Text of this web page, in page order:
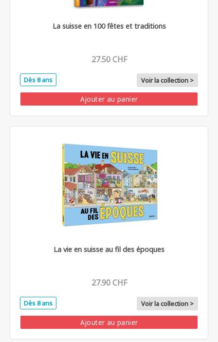
La suisse en 100 fêtes et traditions
27.50 CHF
Dès 8 ans Voir la collection >
Ajouter au panier
La vie en suisse au fil des époques
27.90 CHF
Dès 8 ans Voir la collection >
Ajouter au panier